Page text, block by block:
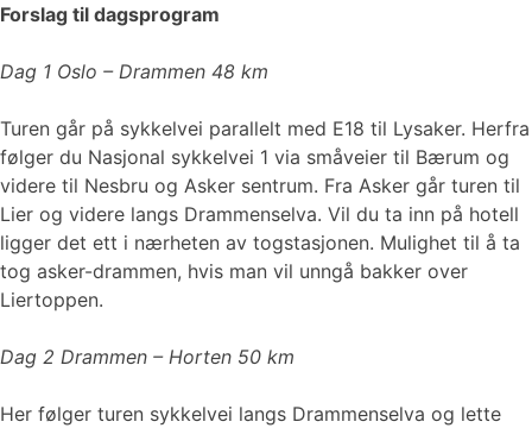
Forslag til dagsprogram
Dag 1 Oslo – Drammen 48 km
Turen går på sykkelvei parallelt med E18 til Lysaker. Herfra
følger du Nasjonal sykkelvei 1 via småveier til Bærum og
videre til Nesbru og Asker sentrum. Fra Asker går turen til
Lier og videre langs Drammenselva. Vil du ta inn på hotell
ligger det ett i nærheten av togstasjonen. Mulighet til å ta
tog asker-drammen, hvis man vil unngå bakker over
Liertoppen.
Dag 2 Drammen – Horten 50 km
Her følger turen sykkelvei langs Drammenselva og lette